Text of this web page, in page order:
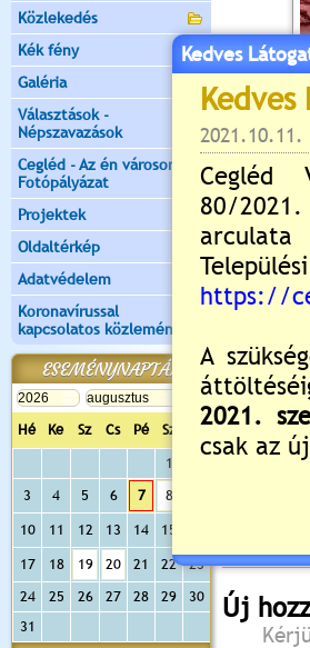
Közlekedés
Kék fény
Galéria
Választások -
Népszavazások
Cegléd - Az én városom -
Fotópályázat
Projektek
Oldaltérkép
Adatvédelem
Koronavírussal
kapcsolatos közlemények
ESEMÉNYNAPTÁR
Hé Ke Sz Cs Pé Sz
Va
1
3
4 5 6 7 8
10 11 12 13 14 15
17 18 19 20 21 22
23
24
25 26 27 28 29
30
31
Értékelés:
Még
Új
Kedves